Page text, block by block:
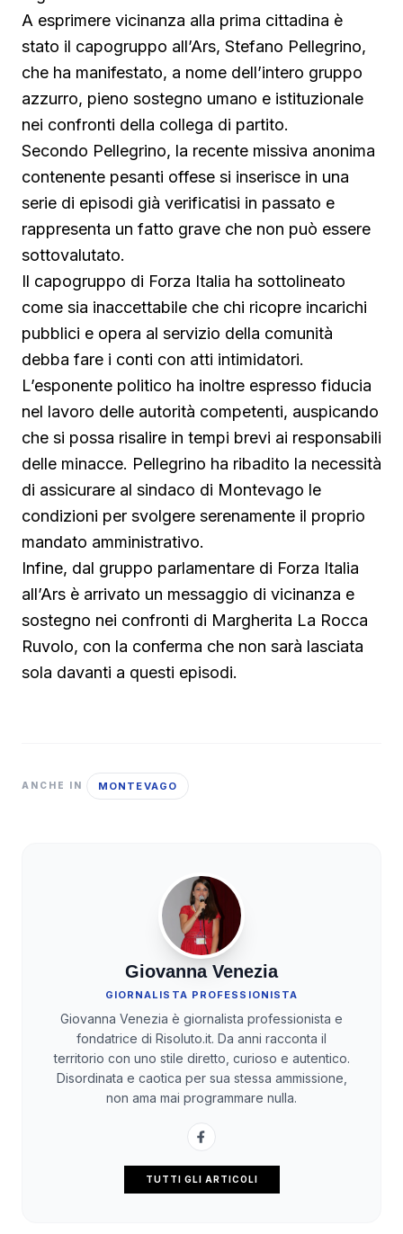
A esprimere vicinanza alla prima cittadina è
stato il capogruppo all’Ars, Stefano Pellegrino,
che ha manifestato, a nome dell’intero gruppo
azzurro, pieno sostegno umano e istituzionale
nei confronti della collega di partito.
Secondo Pellegrino, la recente missiva anonima
contenente pesanti offese si inserisce in una
serie di episodi già verificatisi in passato e
rappresenta un fatto grave che non può essere
sottovalutato.
Il capogruppo di Forza Italia ha sottolineato
come sia inaccettabile che chi ricopre incarichi
pubblici e opera al servizio della comunità
debba fare i conti con atti intimidatori.
L’esponente politico ha inoltre espresso fiducia
nel lavoro delle autorità competenti, auspicando
che si possa risalire in tempi brevi ai responsabili
delle minacce. Pellegrino ha ribadito la necessità
di assicurare al sindaco di Montevago le
condizioni per svolgere serenamente il proprio
mandato amministrativo.
Infine, dal gruppo parlamentare di Forza Italia
all’Ars è arrivato un messaggio di vicinanza e
sostegno nei confronti di Margherita La Rocca
Ruvolo, con la conferma che non sarà lasciata
sola davanti a questi episodi.
ANCHE IN MONTEVAGO
Giovanna Venezia
GIORNALISTA PROFESSIONISTA
Giovanna Venezia è giornalista professionista e
fondatrice di Risoluto.it. Da anni racconta il
territorio con uno stile diretto, curioso e autentico.
Disordinata e caotica per sua stessa ammissione,
non ama mai programmare nulla.
TUTTI GLI ARTICOLI